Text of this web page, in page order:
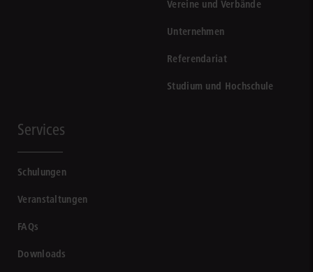
Vereine und Verbände
Unternehmen
Referendariat
Studium und Hochschule
Services
Schulungen
Veranstaltungen
FAQs
Downloads